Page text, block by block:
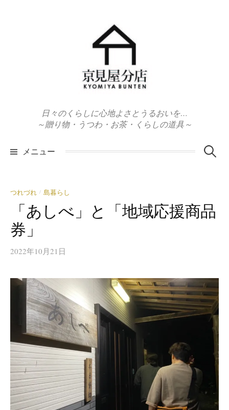
日々のくらしに心地よさとうるおいを…
～贈り物・うつわ・お茶・くらしの道具～
メニュー 検
つれづれ / 島暮らし
「あしべ」と「地域応援商品
券」
2022年10月21日